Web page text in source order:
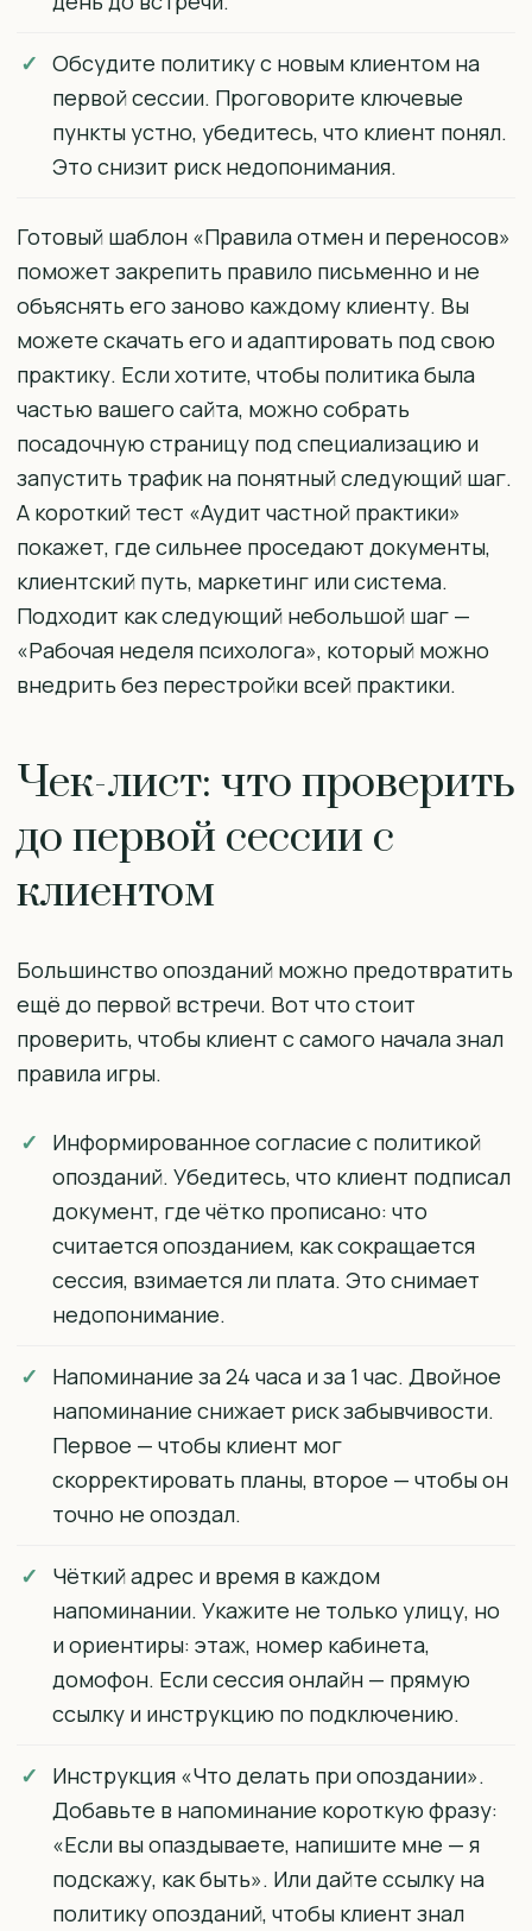
Обсудите политику с новым клиентом на
первой сессии. Проговорите ключевые
пункты устно, убедитесь, что клиент понял.
Это снизит риск недопонимания.
Готовый шаблон «Правила отмен и переносов»
поможет закрепить правило письменно и не
объяснять его заново каждому клиенту. Вы
можете скачать его и адаптировать под свою
практику. Если хотите, чтобы политика была
частью вашего сайта, можно собрать
посадочную страницу под специализацию и
запустить трафик на понятный следующий шаг.
А короткий тест «Аудит частной практики»
покажет, где сильнее проседают документы,
клиентский путь, маркетинг или система.
Подходит как следующий небольшой шаг —
«Рабочая неделя психолога», который можно
внедрить без перестройки всей практики.
Чек-лист: что проверить
до первой сессии с
клиентом
Большинство опозданий можно предотвратить
ещё до первой встречи. Вот что стоит
проверить, чтобы клиент с самого начала знал
правила игры.
Информированное согласие с политикой
опозданий. Убедитесь, что клиент подписал
документ, где чётко прописано: что
считается опозданием, как сокращается
сессия, взимается ли плата. Это снимает
недопонимание.
Напоминание за 24 часа и за 1 час. Двойное
напоминание снижает риск забывчивости.
Первое — чтобы клиент мог
скорректировать планы, второе — чтобы он
точно не опоздал.
Чёткий адрес и время в каждом
напоминании. Укажите не только улицу, но
и ориентиры: этаж, номер кабинета,
домофон. Если сессия онлайн — прямую
ссылку и инструкцию по подключению.
Инструкция «Что делать при опоздании».
Добавьте в напоминание короткую фразу:
«Если вы опаздываете, напишите мне — я
подскажу, как быть». Или дайте ссылку на
политику опозданий, чтобы клиент знал